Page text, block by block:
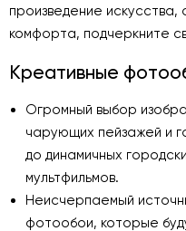
произведение
комфорта, подчеркните
Креативные
Огромный выбор
чарующих пейзажей и
до динамичных
мультфильмов.
Неисчерпаемый
фотообои, которые